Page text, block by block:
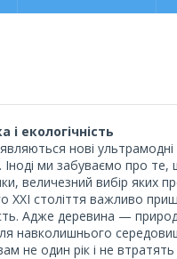
екологічність
нові
ми забуваємо про
величезний вибір яких
ХХІ століття важливо
Адже деревина —
навколишнього
не один рік і не